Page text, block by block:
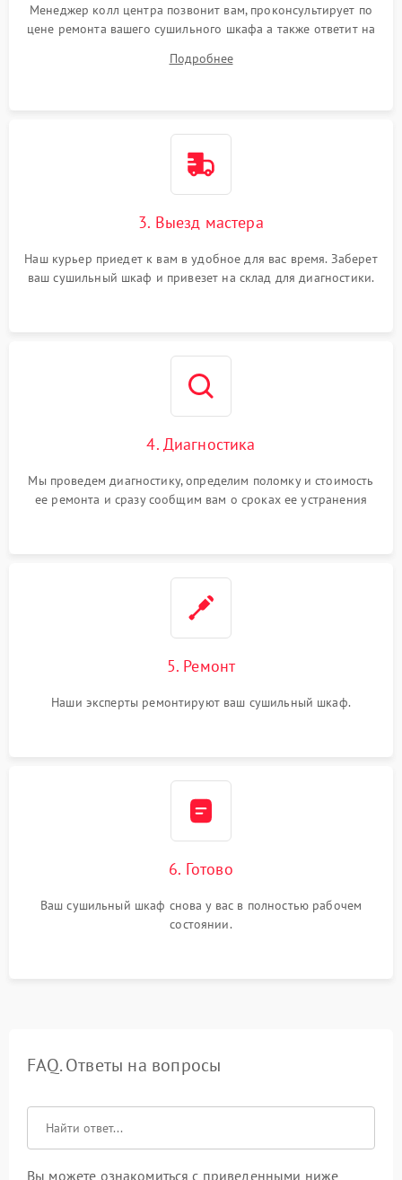
Менеджер колл центра позвонит вам, проконсультирует по
цене ремонта вашего сушильного шкафа а также ответит на
Подробнее
3. Выезд мастера
Наш курьер приедет к вам в удобное для вас время. Заберет
ваш сушильный шкаф и привезет на склад для диагностики.
4. Диагностика
Мы проведем диагностику, определим поломку и стоимость
ее ремонта и сразу сообщим вам о сроках ее устранения
5. Ремонт
Наши эксперты ремонтируют ваш сушильный шкаф.
6. Готово
Ваш сушильный шкаф снова у вас в полностью рабочем
состоянии.
FAQ. Ответы на вопросы
Вы можете ознакомиться с приведенными ниже